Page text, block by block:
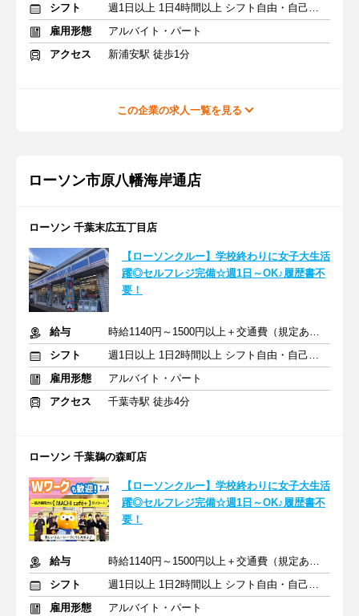
シフト
週1日以上 1日4時間以上 シフト自由・自己申告
雇用形態
アルバイト・パート
アクセス
新浦安駅 徒歩1分
この企業の求人一覧を見る
ローソン市原八幡海岸通店
ローソン 千葉末広五丁目店
【ローソンクルー】学校終わりに女子大生活
躍◎セルフレジ完備☆週1日～OK♪履歴書不
要！
給与
時給1140円～1500円以上＋交通費（規定あり）
シフト
週1日以上 1日2時間以上 シフト自由・自己申告
雇用形態
アルバイト・パート
アクセス
千葉寺駅 徒歩4分
ローソン 千葉鵜の森町店
【ローソンクルー】学校終わりに女子大生活
躍◎セルフレジ完備☆週1日～OK♪履歴書不
要！
給与
時給1140円～1500円以上＋交通費（規定あり）
シフト
週1日以上 1日2時間以上 シフト自由・自己申告
雇用形態
アルバイト・パート